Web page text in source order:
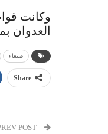
وكانت
العدوان
صنعاء
Share